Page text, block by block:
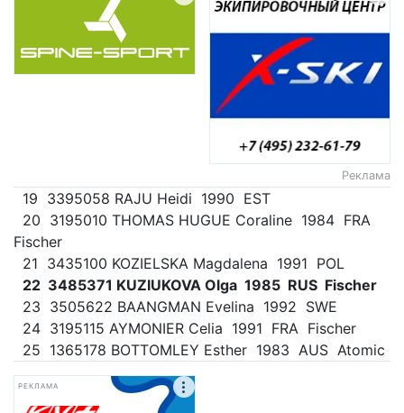
Реклама
19 3395058 RAJU Heidi 1990 EST
20 3195010 THOMAS HUGUE Coraline 1984 FRA
Fischer
21 3435100 KOZIELSKA Magdalena 1991 POL
22 3485371 KUZIUKOVA Olga 1985 RUS Fischer
23 3505622 BAANGMAN Evelina 1992 SWE
24 3195115 AYMONIER Celia 1991 FRA Fischer
25 1365178 BOTTOMLEY Esther 1983 AUS Atomic
РЕКЛАМА